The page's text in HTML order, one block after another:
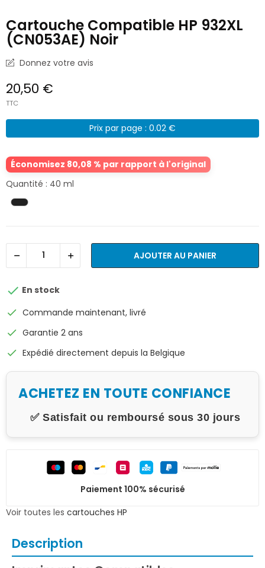
Cartouche Compatible HP 932XL
(CN053AE) Noir
Donnez votre avis
20,50 €
TTC
Prix par page : 0.02 €
Économisez 80,08 % par rapport à l'original
Quantité : 40 ml
AJOUTER AU PANIER
 En stock
check Commande maintenant, livré
check Garantie 2 ans
check Expédié directement depuis la Belgique
ACHETEZ EN TOUTE CONFIANCE
✅ Satisfait ou remboursé sous 30 jours
Paiement 100% sécurisé
Voir toutes les cartouches HP
Description